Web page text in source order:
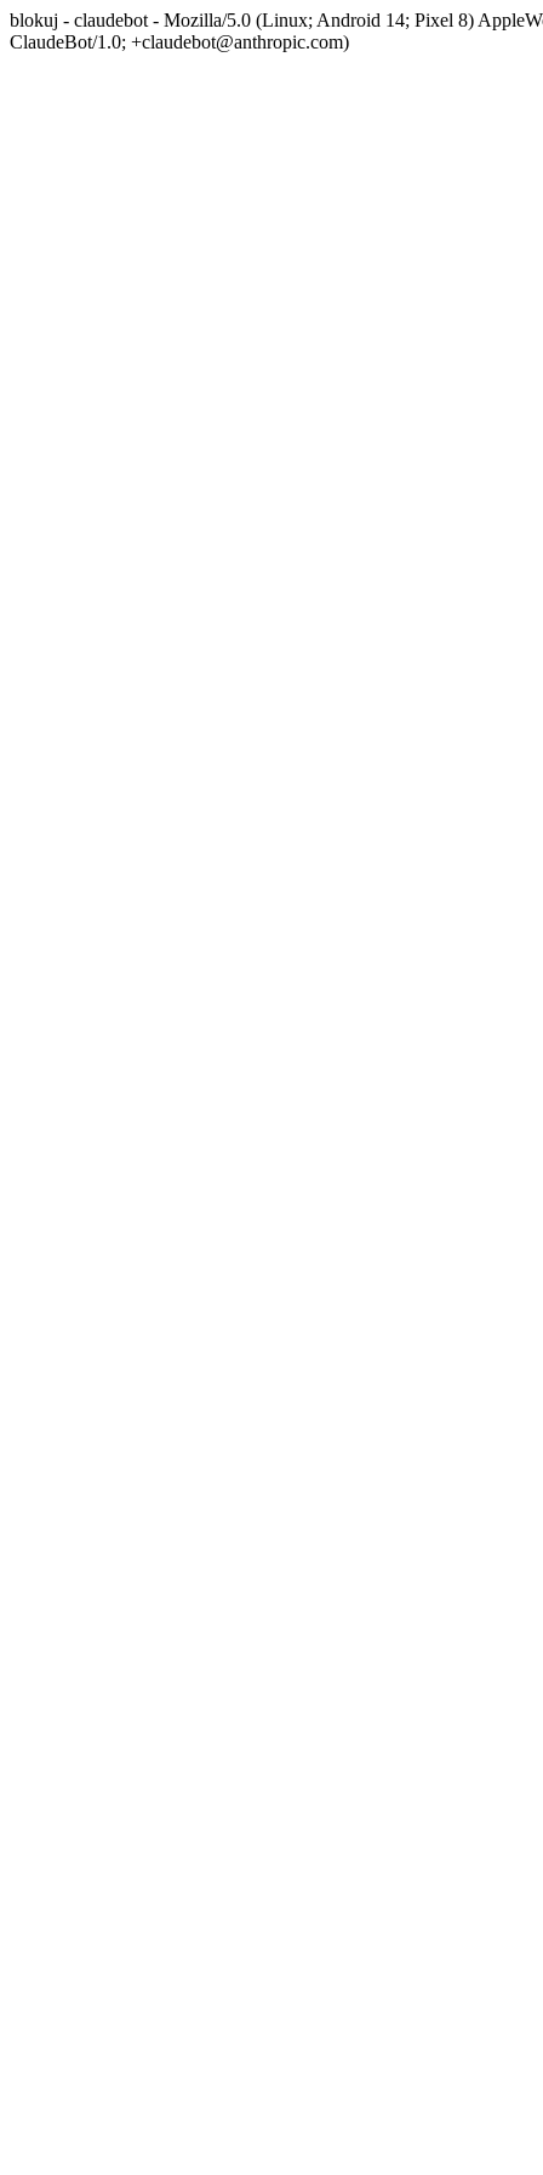
blokuj - claudebot - Mozilla/5.0 (Linux; Android 14; Pixel 8)
ClaudeBot/1.0; +claudebot@anthropic.com)